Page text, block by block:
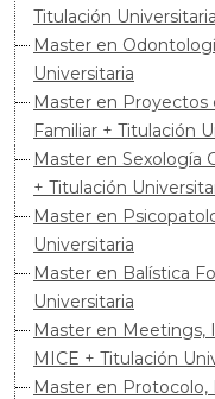
Titulación Universitaria
Master en
Universitaria
Master en Proyectos
Familiar + Titulación
Master en Sexología
+ Titulación
Master en
Universitaria
Master en Balística
Universitaria
Master en Meetings,
MICE + Titulación
Master en Protocolo,